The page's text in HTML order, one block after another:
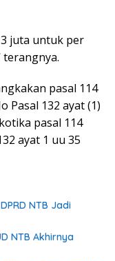
juta untuk per
terangnya.
pasal 114
Pasal 132 ayat (1)
pasal 114
ayat 1 uu 35
NTB Jadi
NTB Akhirnya